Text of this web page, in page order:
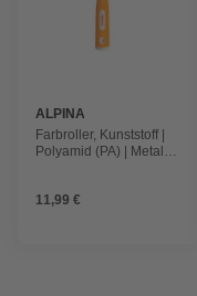
ALPINA
Farbroller, Kunststoff |
Polyamid (PA) | Metall,
11,99 €